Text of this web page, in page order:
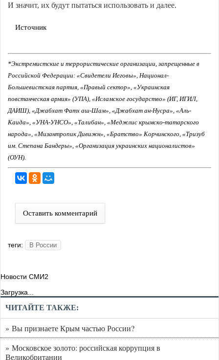
И значит, их будут пытаться использовать и далее.
Источник
*Экстремистские и террористические организации, запрещенные в
Российской Федерации: «Свидетели Иеговы», Национал-
Большевистская партия, «Правый сектор», «Украинская
повстанческая армия» (УПА), «Исламское государство» (ИГ, ИГИЛ,
ДАИШ), «Джабхат Фатх аш-Шам», «Джабхат ан-Нусра», «Аль-
Каида», «УНА-УНСО», «Талибан», «Меджлис крымско-татарского
народа», «Мизантропик Дивижн», «Братство» Корчинского, «Тризуб
им. Степана Бандеры», «Организация украинских националистов»
(ОУН).
Оставить комментарий
теги: В России
Новости СМИ2
Загрузка...
ЧИТАЙТЕ ТАКЖЕ:
» Вы признаете Крым частью России?
» Московское золото: российская коррупция в
Великобритании